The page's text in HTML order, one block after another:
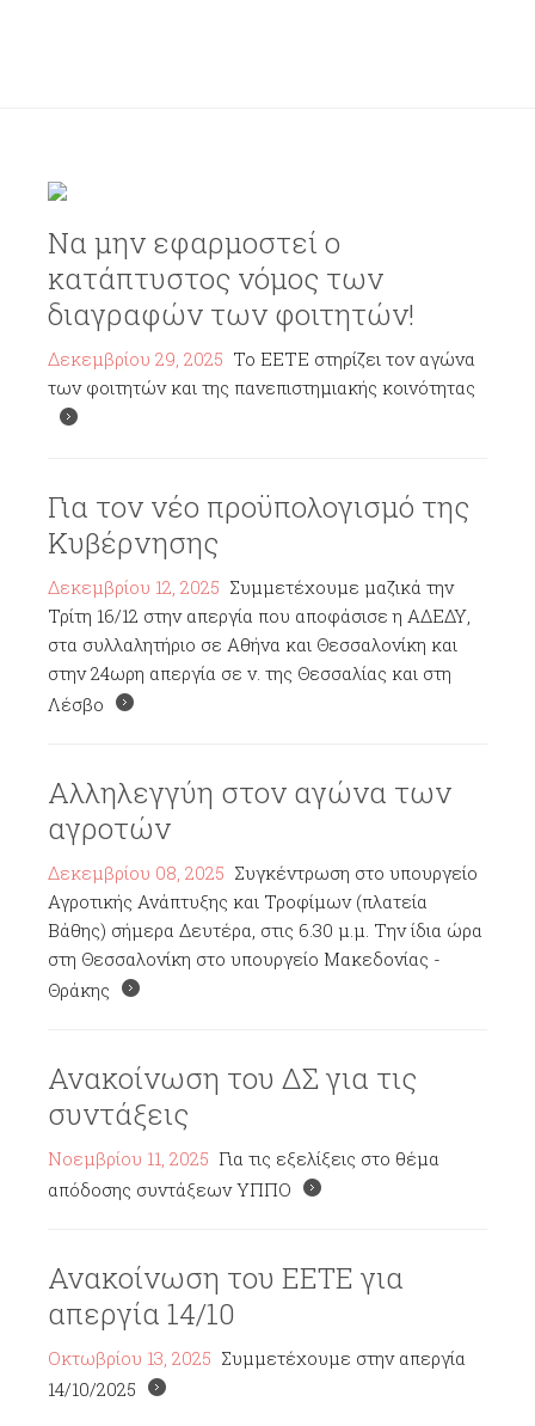
Να μην εφαρμοστεί ο
κατάπτυστος νόμος των
διαγραφών των φοιτητών!
Δεκεμβρίου 29, 2025 Το ΕΕΤΕ στηρίζει τον αγώνα
των φοιτητών και της πανεπιστημιακής κοινότητας
Για τον νέο προϋπολογισμό της
Κυβέρνησης
Δεκεμβρίου 12, 2025 Συμμετέχουμε μαζικά την
Τρίτη 16/12 στην απεργία που αποφάσισε η ΑΔΕΔΥ,
στα συλλαλητήριο σε Αθήνα και Θεσσαλονίκη και
στην 24ωρη απεργία σε ν. της Θεσσαλίας και στη
Λέσβο
Αλληλεγγύη στον αγώνα των
αγροτών
Δεκεμβρίου 08, 2025 Συγκέντρωση στο υπουργείο
Αγροτικής Ανάπτυξης και Τροφίμων (πλατεία
Βάθης) σήμερα Δευτέρα, στις 6.30 μ.μ. Την ίδια ώρα
στη Θεσσαλονίκη στο υπουργείο Μακεδονίας -
Θράκης
Ανακοίνωση του ΔΣ για τις
συντάξεις
Νοεμβρίου 11, 2025 Για τις εξελίξεις στο θέμα
απόδοσης συντάξεων ΥΠΠΟ
Ανακοίνωση του ΕΕΤΕ για
απεργία 14/10
Οκτωβρίου 13, 2025 Συμμετέχουμε στην απεργία
14/10/2025